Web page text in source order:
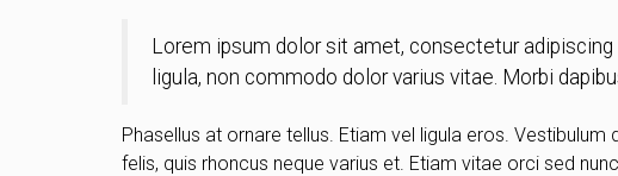
Lorem ipsum dolor sit amet, consectetur
ligula, non commodo dolor varius vitae. Morbi
Phasellus at ornare tellus. Etiam vel ligula eros.
felis, quis rhoncus neque varius et. Etiam vitae orci sed